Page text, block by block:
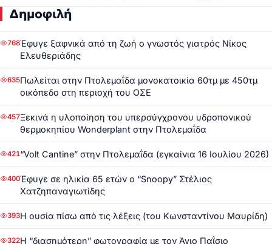
Δημοφιλή
768Έφυγε ξαφνικά από τη ζωή ο γνωστός γιατρός Νίκος
Ελευθεριάδης
635Πωλείται στην Πτολεμαΐδα μονοκατοικία 60τμ με 450τμ
οικόπεδο στη περιοχή του ΟΣΕ
457Ξεκινά η υλοποίηση του υπερσύγχρονου υδροπονικού
θερμοκηπίου Wonderplant στην Πτολεμαΐδα
421“Volt Cantine” στην Πτολεμαΐδα (εγκαίνια 16 Ιουλίου 2026)
400Έφυγε σε ηλικία 65 ετών ο “Snoopy” Στέλιος
Χατζηπαναγιωτίδης
393Η ουσία πίσω από τις λέξεις (του Κωνσταντίνου Μαυρίδη)
322Η “διασημότερη” φωτογραφία με τον Άγιο Παΐσιο